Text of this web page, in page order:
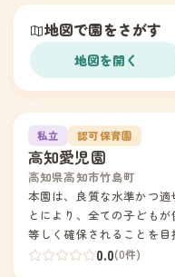
地図で園をさがす
地図を開く
1私立 認可保育園
高知愛児園
高知県高知市竹島町
本園は、良質な水準かつ
とにより、全ての子ども
等しく確保されることを目
0.0(0件)